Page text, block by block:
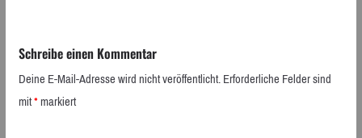
Schreibe einen Kommentar
Deine E-Mail-Adresse wird nicht veröffentlicht.Erforderliche Felder sind
mit*markiert